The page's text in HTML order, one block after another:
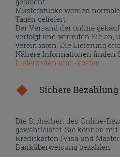
Musterstücke werden
Tagen geliefert.
Der Versand der online
verfolgt und wir rufen Sie an,
vereinbaren. Die Lieferung
Nähere Informationen finden
Lieferzeiten und -kosten
Sichere Bezahlung
Die Sicherheit des Online-
gewährleistet. Sie können mit
Kreditkarten (Visa und
Banküberweisung bezahlen.